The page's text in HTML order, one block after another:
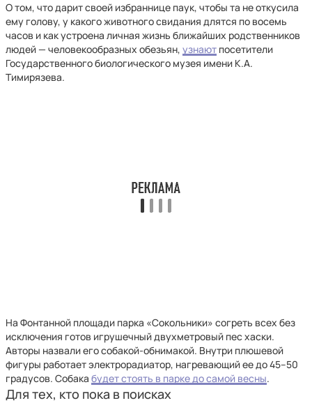
О том, что дарит своей избраннице паук, чтобы та не откусила
ему голову, у какого животного свидания длятся по восемь
часов и как устроена личная жизнь ближайших родственников
людей — человекообразных обезьян, узнают посетители
Государственного биологического музея имени К.А.
Тимирязева.
На Фонтанной площади парка «Сокольники» согреть всех без
исключения готов игрушечный двухметровый пес хаски.
Авторы назвали его собакой-обнимакой. Внутри плюшевой
фигуры работает электрорадиатор, нагревающий ее до 45–50
градусов. Собака будет стоять в парке до самой весны.
Для тех, кто пока в поисках